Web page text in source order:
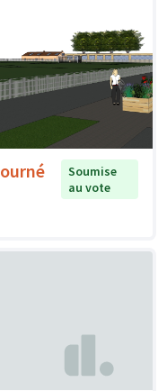
Soumise
au vote